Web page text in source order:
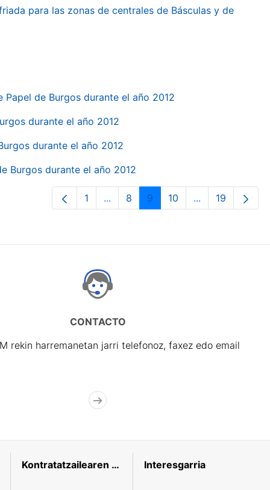
para las zonas de centrales de Básculas y de
de Burgos durante el año 2012
durante el año 2012
durante el año 2012
Burgos durante el año 2012
Orrialdea
1 ...Intermediate Pages Use TAB to
Orrialdea
8 Orrialdea
9 Orrialdea
10 ...Intermediate
Orrialdea
19
CONTACTO
rekin harremanetan jarri telefonoz, faxez edo email
Kontratatzailearen profila Interesgarria